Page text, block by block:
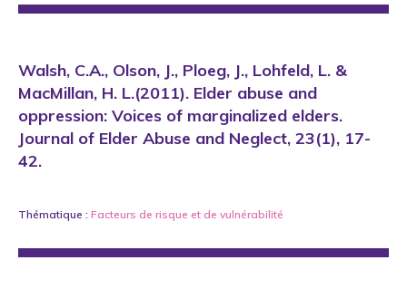
Walsh, C.A., Olson, J., Ploeg, J., Lohfeld, L. &
MacMillan, H. L.(2011). Elder abuse and
oppression: Voices of marginalized elders.
Journal of Elder Abuse and Neglect, 23(1), 17-
42.
Thématique : Facteurs de risque et de vulnérabilité